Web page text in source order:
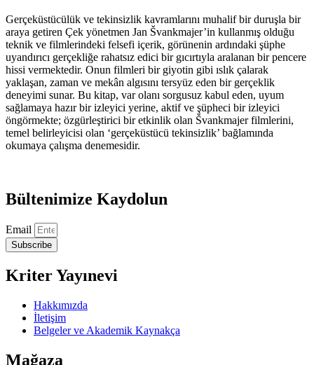
Gerçeküstücülük ve tekinsizlik kavramlarını muhalif bir duruşla bir
araya getiren Çek yönetmen Jan Švankmajer’in kullanmış olduğu
teknik ve filmlerindeki felsefi içerik, görünenin ardındaki şüphe
uyandırıcı gerçekliğe rahatsız edici bir gıcırtıyla aralanan bir pencere
hissi vermektedir. Onun filmleri bir giyotin gibi ıslık çalarak
yaklaşan, zaman ve mekân algısını tersyüz eden bir gerçeklik
deneyimi sunar. Bu kitap, var olanı sorgusuz kabul eden, uyum
sağlamaya hazır bir izleyici yerine, aktif ve şüpheci bir izleyici
öngörmekte; özgürleştirici bir etkinlik olan Švankmajer filmlerini,
temel belirleyicisi olan ‘gerçeküstücü tekinsizlik’ bağlamında
okumaya çalışma denemesidir.
Bültenimize Kaydolun
Email
Subscribe
Kriter Yayınevi
Hakkımızda
İletişim
Belgeler ve Akademik Kaynakça
Mağaza